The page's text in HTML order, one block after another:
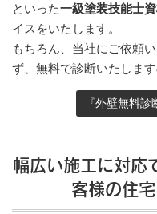
といった一級塗装技能士
イスをいたします。
もちろん、当社にご依頼
ず、無料で診断いたしま
『外壁無料
幅広い施工に対応
客様の住